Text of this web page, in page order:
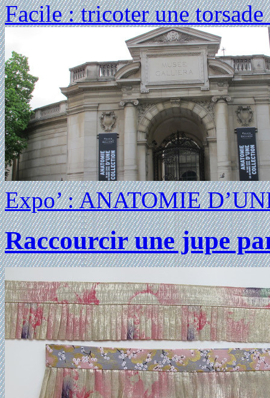
Facile : tricoter une
Expo’ : ANATOMIE
Raccourcir une jupe